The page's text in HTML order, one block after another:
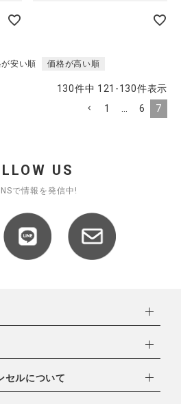
安い順 価格が高い順
130件中 121 -130件表示
1
6 7
US
で情報を発信中!
いただけます。
セルについて